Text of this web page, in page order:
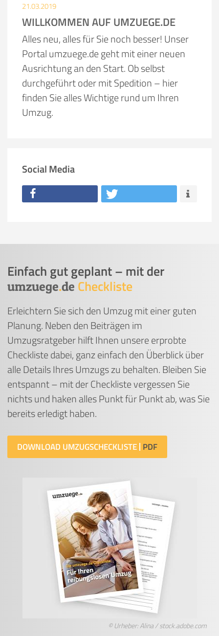
21.03.2019
WILLKOMMEN AUF UMZUEGE.DE
Alles neu, alles für Sie noch besser! Unser
Portal umzuege.de geht mit einer neuen
Ausrichtung an den Start. Ob selbst
durchgeführt oder mit Spedition – hier
finden Sie alles Wichtige rund um Ihren
Umzug.
Social Media
Einfach gut geplant – mit der
umzuege.de Checkliste
Erleichtern Sie sich den Umzug mit einer guten
Planung. Neben den Beiträgen im
Umzugsratgeber hilft Ihnen unsere erprobte
Checkliste dabei, ganz einfach den Überblick über
alle Details Ihres Umzugs zu behalten. Bleiben Sie
entspannt – mit der Checkliste vergessen Sie
nichts und haken alles Punkt für Punkt ab, was Sie
bereits erledigt haben.
DOWNLOAD UMZUGSCHECKLISTE
© Urheber: Alina / stock.adobe.com